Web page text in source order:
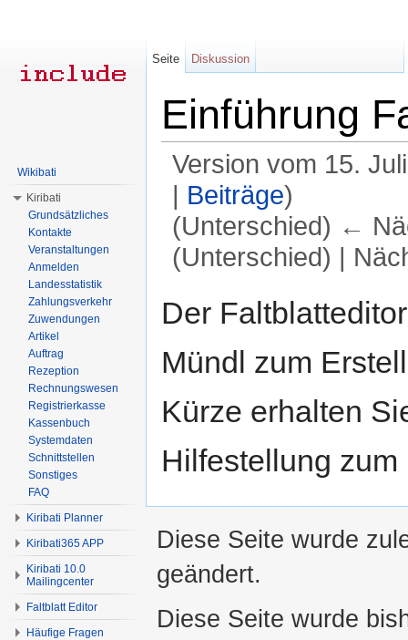
Einführung
Version vom 15.
| Beiträge)
(Unterschied) ←
(Unterschied) |
Der
Mündl zum
Kürze erhalten
Hilfestellung zum
Seite Diskussion
Wikibati
Kiribati
Grundsätzliches
Kontakte
Veranstaltungen
Anmelden
Landesstatistik
Zahlungsverkehr
Zuwendungen
Artikel
Auftrag
Rezeption
Rechnungswesen
Registrierkasse
Kassenbuch
Systemdaten
Schnittstellen
Sonstiges
FAQ
Kiribati Planner
Kiribati365 APP
Kiribati 10.0
Mailingcenter
Faltblatt Editor
Häufige Fragen
Diese Seite wurde
geändert.
Diese Seite wurde